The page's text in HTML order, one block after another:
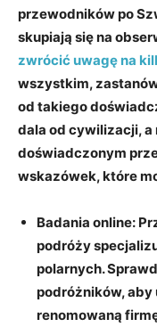
przewodników po
skupiają się na
zwrócić uwagę na
wszystkim,
od takiego
dala od cywilizacji,
doświadczonym
wskazówek, które
Badania online:
podróży
polarnych.
podróżników, aby
renomowaną